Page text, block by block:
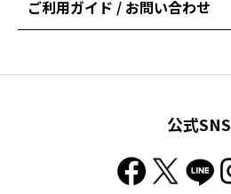
ご利用ガイド / お問い合わせ
公式SNS